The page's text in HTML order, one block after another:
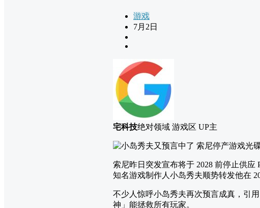
游戏
7月2日
宅科技绝对领域 游戏区 UP主
索尼昨日突发宣布将于 2028 前停止供应
知名游戏制作人小岛秀夫顺势转发他在
不少人惊呼小岛秀夫再次预言成真，引
神」能拯救所有玩家。